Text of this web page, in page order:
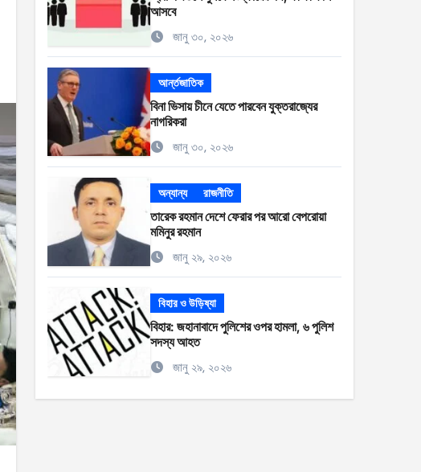
আসবে
জানু ৩০, ২০২৬
আর্ন্তজাতিক
বিনা ভিসায় চীনে যেতে পারবেন যুক্তরাজ্যের
নাগরিকরা
জানু ৩০, ২০২৬
অন্যান্য রাজনীতি
তারেক রহমান দেশে ফেরার পর আরো বেপরোয়া
মমিনুর রহমান
জানু ২৯, ২০২৬
বিহার ও উড়িষ্যা
বিহার: জহানাবাদে পুলিশের ওপর হামলা, ৬ পুলিশ
সদস্য আহত
জানু ২৯, ২০২৬